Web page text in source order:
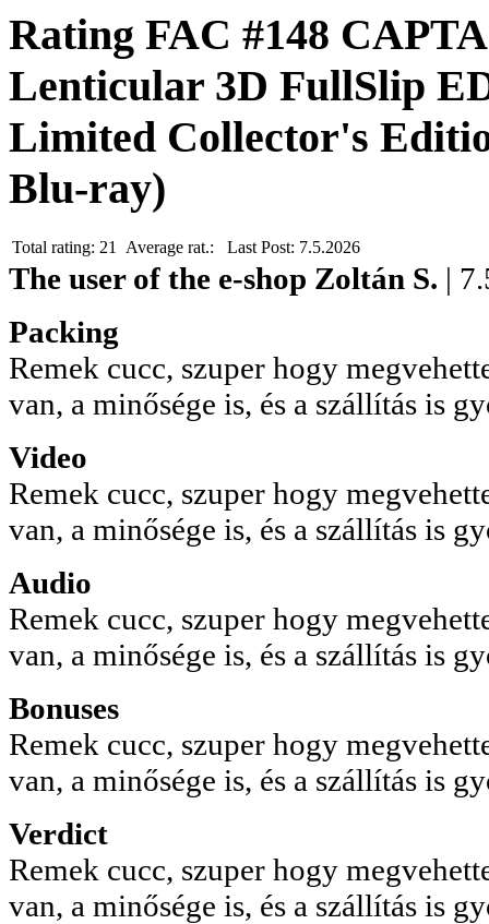
Rating FAC #148
Lenticular 3D FullSlip
Limited Collector's
Blu-ray)
Total rating: 21 Average rat.: Last Post: 7.5.2026
The user of the e-shop Zoltán S. |
Packing
Remek cucc, szuper hogy
van, a minősége is, és a szállítás is
Video
Remek cucc, szuper hogy
van, a minősége is, és a szállítás is
Audio
Remek cucc, szuper hogy
van, a minősége is, és a szállítás is
Bonuses
Remek cucc, szuper hogy
van, a minősége is, és a szállítás is
Verdict
Remek cucc, szuper hogy
van, a minősége is, és a szállítás is